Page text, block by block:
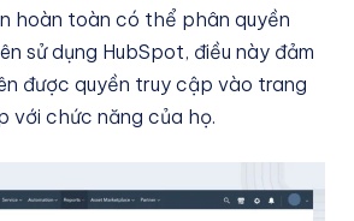
hoàn toàn có thể phân quyền
sử dụng HubSpot, điều này đảm
được quyền truy cập vào trang
với chức năng của họ.